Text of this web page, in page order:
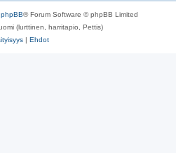
phpBB® Forum Software © phpBB Limited
(lurttinen, harritapio, Pettis)
| Ehdot